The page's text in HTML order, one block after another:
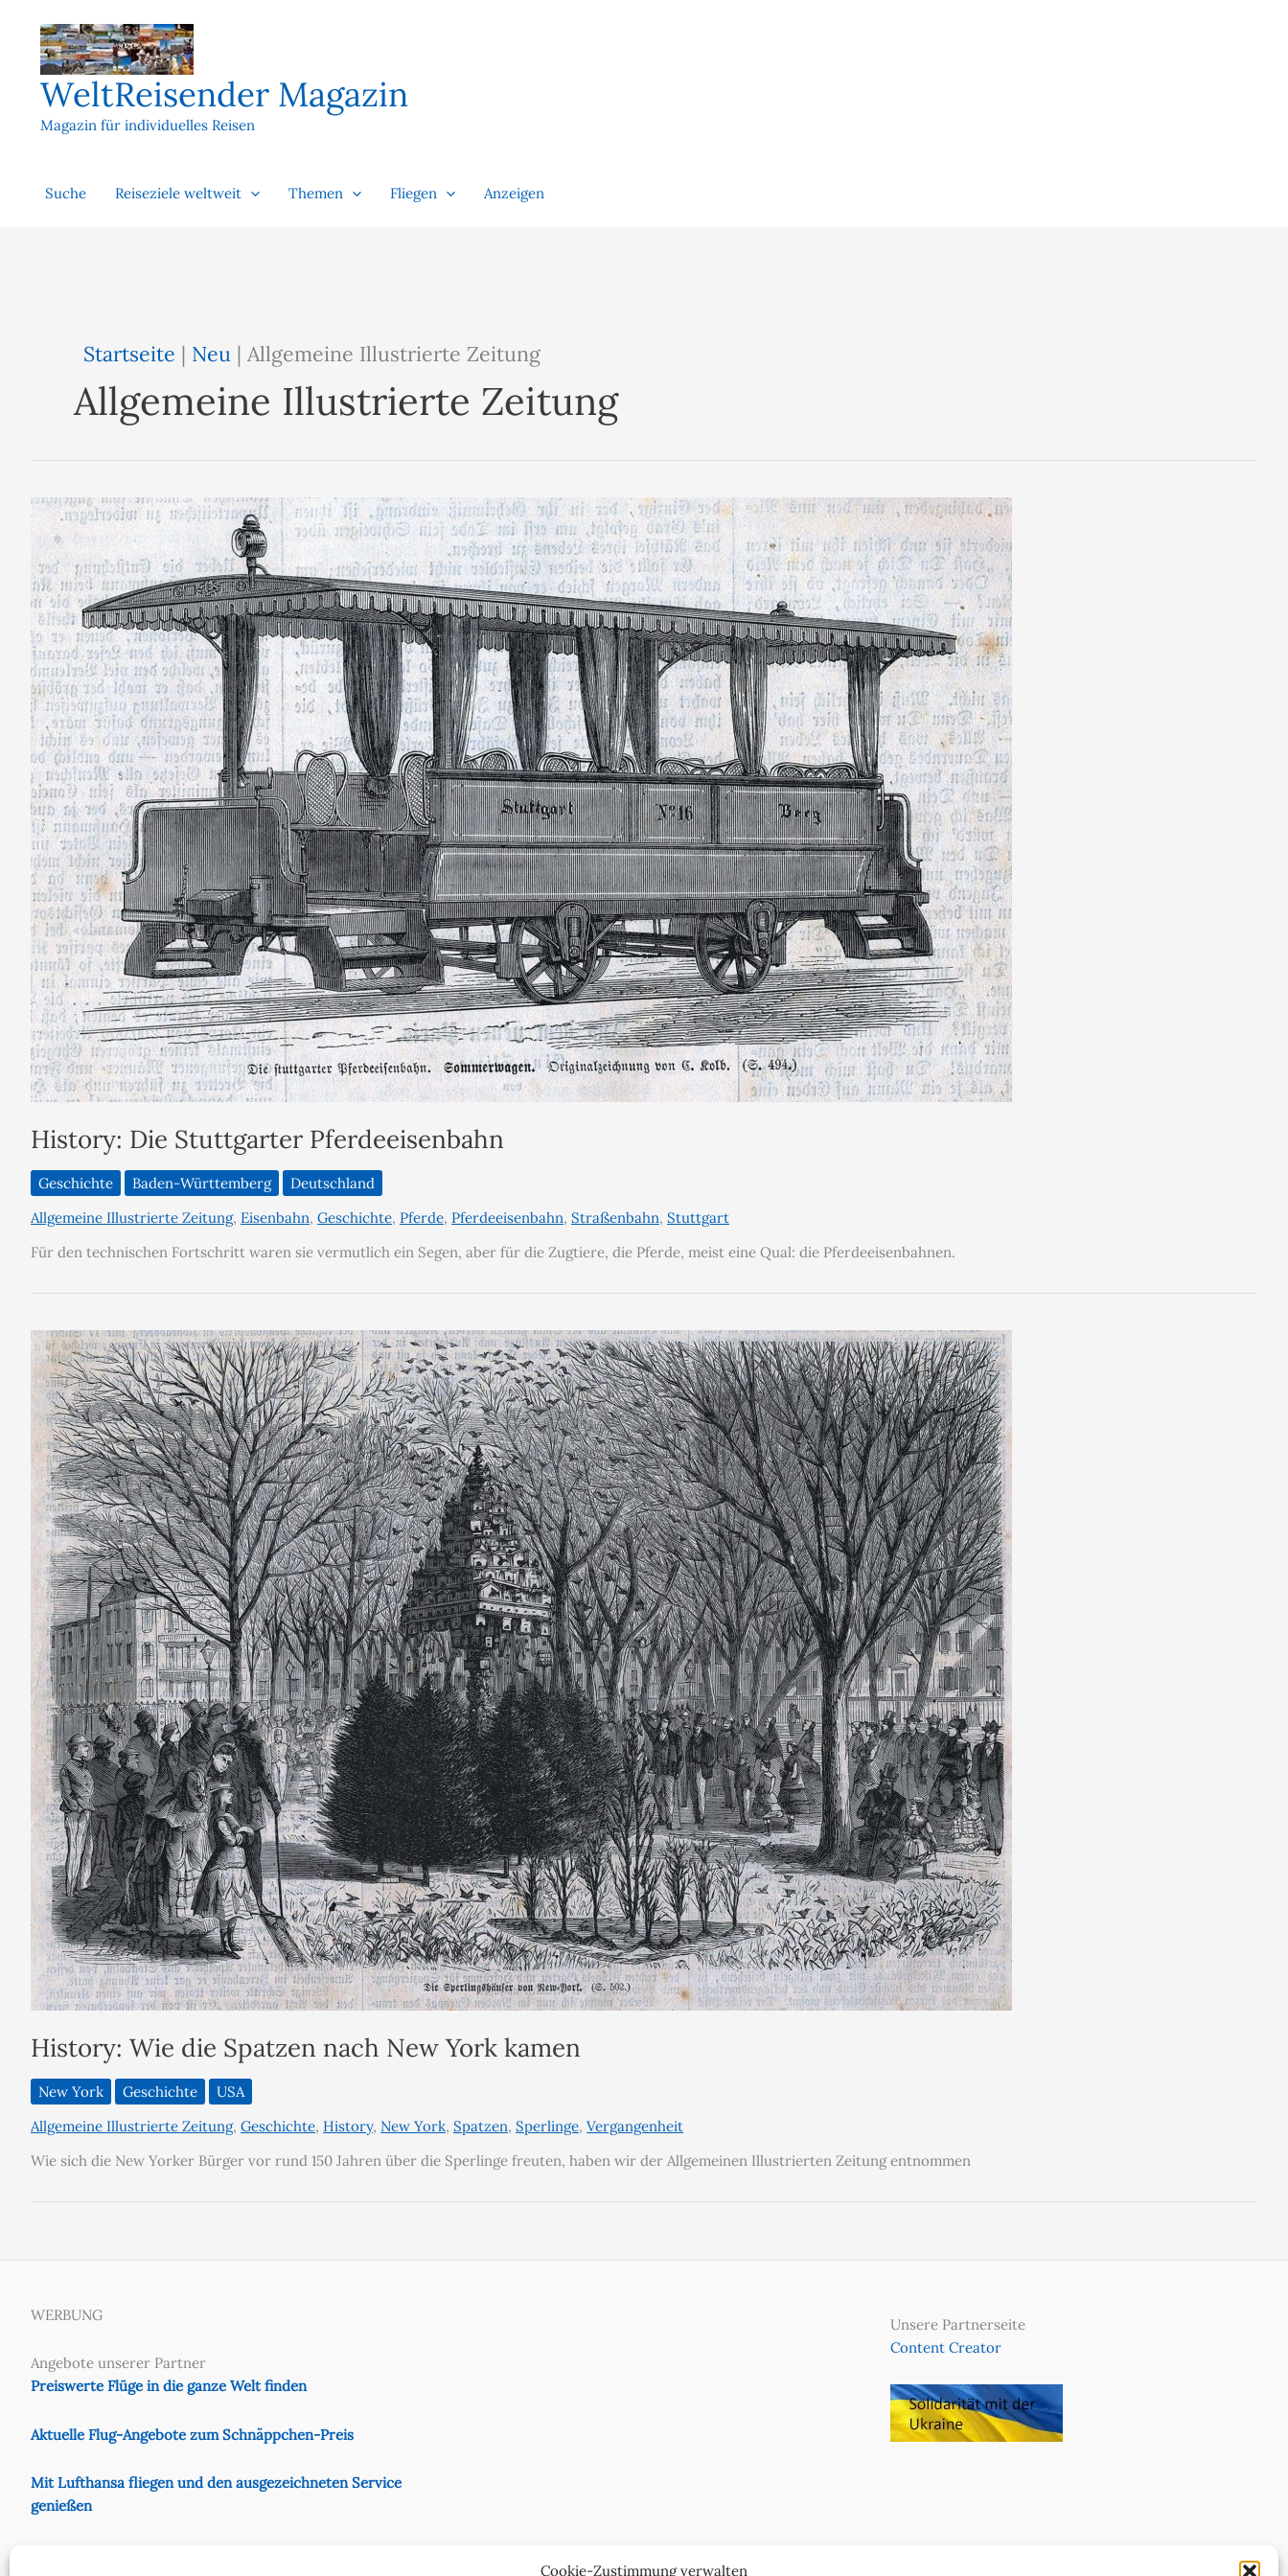
Cookie-Zustimmung verwalten
springen
WeltReisender Magazin
Magazin für individuelles Reisen
Suche Reiseziele weltweit Themen Fliegen Anzeigen
Startseite | Neu | Allgemeine Illustrierte Zeitung
Allgemeine Illustrierte Zeitung
History: Die Stuttgarter Pferdeeisenbahn
Geschichte Baden-Württemberg
Deutschland
Allgemeine Illustrierte Zeitung, Eisenbahn, Geschichte, Pferde, Pferdeeisenbahn, Straßenbahn, Stuttgart
Für den technischen Fortschritt waren sie vermutlich ein Segen, aber für die Zugtiere, die Pferde, meist eine Qual: die Pferdeeisenbahnen.
History: Wie die Spatzen nach New York kamen
New York Geschichte
USA
Allgemeine Illustrierte Zeitung, Geschichte, History, New York, Spatzen, Sperlinge, Vergangenheit
Wie sich die New Yorker Bürger vor rund 150 Jahren über die Sperlinge freuten, haben wir der Allgemeinen Illustrierten Zeitung entnommen
WERBUNG
Angebote unserer Partner
Preiswerte Flüge in die ganze Welt finden
Aktuelle Flug-Angebote zum Schnäppchen-Preis
Mit Lufthansa fliegen und den ausgezeichneten Service
genießen
Unsere Partnerseite
Content Creator